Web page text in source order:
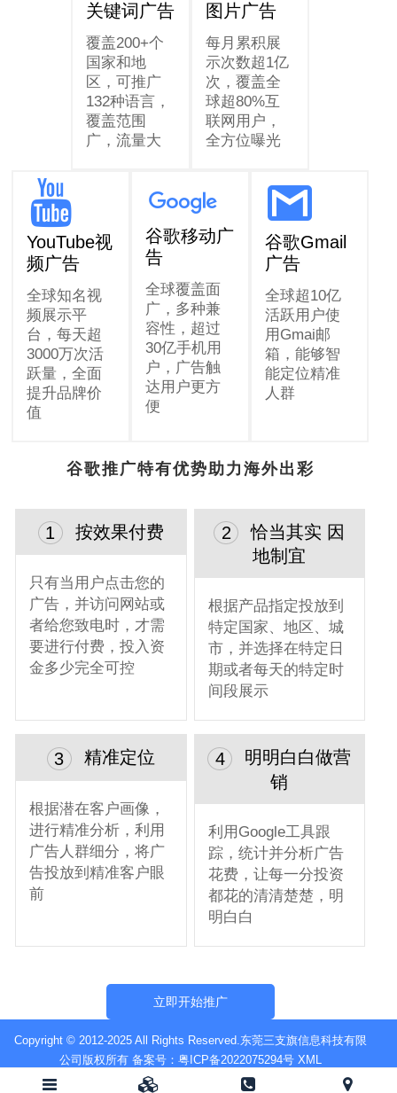
关键词广告
覆盖200+个
国家和地
区，可推广
132种语言，
覆盖范围
广，流量大
图片广告
每月累积展
示次数超1亿
次，覆盖全
球超80%互
联网用户，
全方位曝光
YouTube视
频广告
全球知名视
频展示平
台，每天超
3000万次活
跃量，全面
提升品牌价
值
谷歌移动广
告
全球覆盖面
广，多种兼
容性，超过
30亿手机用
户，广告触
达用户更方
便
谷歌Gmail
广告
全球超10亿
活跃用户使
用Gmai邮
箱，能够智
能定位精准
人群
谷歌推广特有优势助力海外出彩
1 按效果付费
只有当用户点击您的
广告，并访问网站或
者给您致电时，才需
要进行付费，投入资
金多少完全可控
2
恰当其实 因
地制宜
根据产品指定投放到
特定国家、地区、城
市，并选择在特定日
期或者每天的特定时
间段展示
3 精准定位
根据潜在客户画像，
进行精准分析，利用
广告人群细分，将广
告投放到精准客户眼
前
4
明明白白做营
销
利用Google工具跟
踪，统计并分析广告
花费，让每一分投资
都花的清清楚楚，明
明白白
立即开始推广
Copyright © 2012-2025 All Rights Reserved.东莞三支旗信息科技有限
公司版权所有 备案号： 粤ICP备2022075294号 XML